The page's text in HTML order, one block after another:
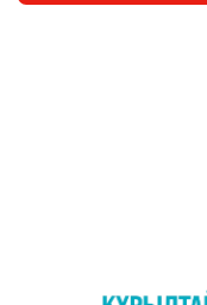
Казахстане